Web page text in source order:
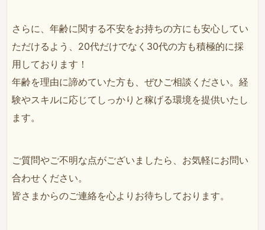
さらに、年齢に関する不安をお持ちの方にも安心してい
ただけるよう、20代だけでなく30代の方も積極的に採
用しております！
年齢を理由に諦めていた方も、ぜひご相談ください。経
験やスキルに応じてしっかりと稼げる環境を提供いたし
ます。
ご質問やご不明な点がございましたら、お気軽にお問い
合わせください。
皆さまからのご連絡を心よりお待ちしております。